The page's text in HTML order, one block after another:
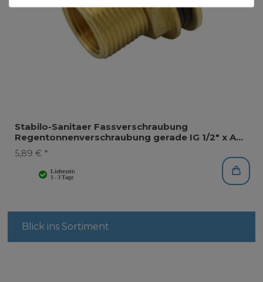
Stabilo-Sanitaer Fassverschraubung
Regentonnenverschraubung gerade IG 1/2" x AG
3/4"
5,89 € *
Blick ins Sortiment